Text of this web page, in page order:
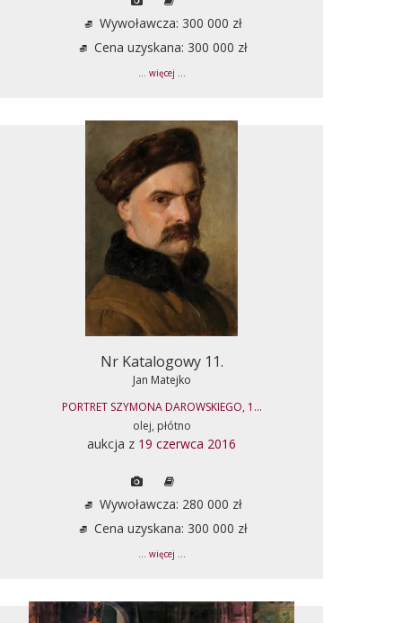
Wywoławcza: 300 000 zł
Cena uzyskana: 300 000 zł
... więcej ...
Nr Katalogowy 11.
Jan Matejko
PORTRET SZYMONA DAROWSKIEGO, 1...
olej, płótno
aukcja z 19 czerwca 2016
Wywoławcza: 280 000 zł
Cena uzyskana: 300 000 zł
... więcej ...